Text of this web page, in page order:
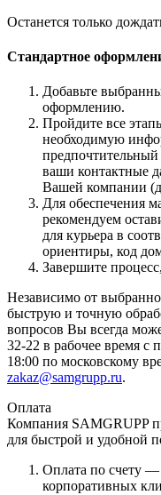
Останется только
Стандартное
Добавьте
оформлению.
Пройдите все
необходимую
ваши контактные
Вашей компании
Для обеспечения
рекомендуем
для курьера в
ориентиры, код
Завершите
Независимо от
быструю и точную
вопросов Вы всегда
32-22 в рабочее время с
18:00 по московскому
zakaz@samgrupp.ru.
Оплата
Компания SAMGRUPP
для быстрой и удобной
Оплата по счету
корпоративных